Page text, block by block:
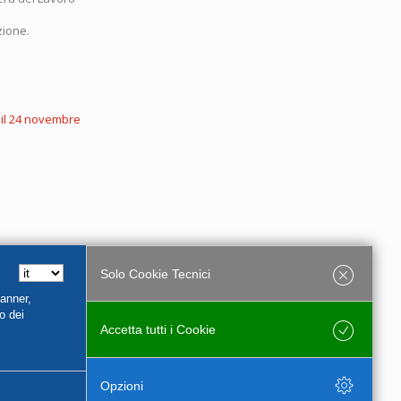
24 novembre
dei
Accetta tutti i Cookie
Solo Cookie Tecnici
Salva
Opzioni